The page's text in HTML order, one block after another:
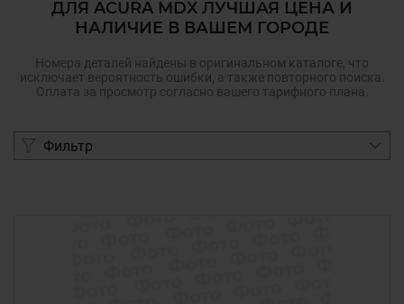
ДЛЯ ACURA MDX ЛУЧШАЯ ЦЕНА И
НАЛИЧИЕ В ВАШЕМ ГОРОДЕ
Номера деталей найдены в оригинальном каталоге, что
исключает вероятность ошибки, а также повторного поиска.
Оплата за просмотр согласно вашего тарифного плана.
Фильтр